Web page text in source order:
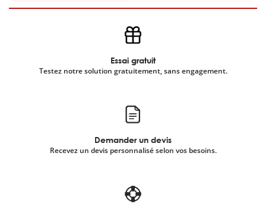
Essai gratuit
Testez notre solution gratuitement, sans engagement.
Demander un devis
Recevez un devis personnalisé selon vos besoins.